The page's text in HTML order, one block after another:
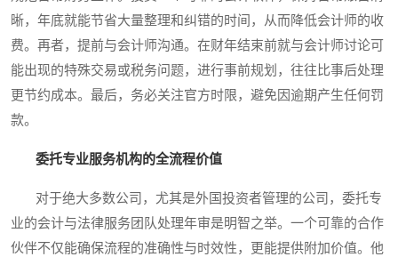
晰，年底就能节省大量整理和纠错的时间，从而降低会计师的收
费。再者，提前与会计师沟通。在财年结束前就与会计师讨论可
能出现的特殊交易或税务问题，进行事前规划，往往比事后处理
更节约成本。最后，务必关注官方时限，避免因逾期产生任何罚
款。
委托专业服务机构的全流程价值
对于绝大多数公司，尤其是外国投资者管理的公司，委托专
业的会计与法律服务团队处理年审是明智之举。一个可靠的合作
伙伴不仅能确保流程的准确性与时效性，更能提供附加价值。他